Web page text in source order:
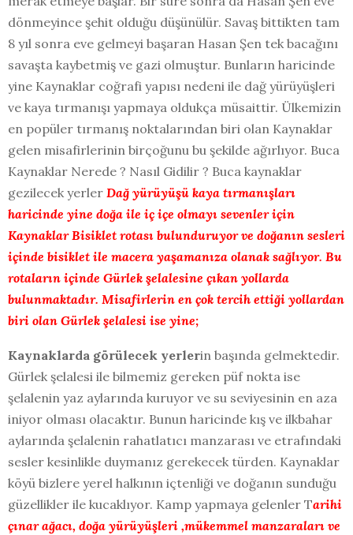
dönmeyince şehit olduğu düşünülür. Savaş bittikten tam
8 yıl sonra eve gelmeyi başaran Hasan Şen tek bacağını
savaşta kaybetmiş ve gazi olmuştur. Bunların haricinde
yine Kaynaklar coğrafi yapısı nedeni ile dağ yürüyüşleri
ve kaya tırmanışı yapmaya oldukça müsaittir. Ülkemizin
en popüler tırmanış noktalarından biri olan Kaynaklar
gelen misafirlerinin birçoğunu bu şekilde ağırlıyor. Buca
Kaynaklar Nerede ? Nasıl Gidilir ? Buca kaynaklar
gezilecek yerler Dağ yürüyüşü kaya tırmanışları
haricinde yine doğa ile iç içe olmayı sevenler için
Kaynaklar Bisiklet rotası bulunduruyor ve doğanın sesleri
içinde bisiklet ile macera yaşamanıza olanak sağlıyor. Bu
rotaların içinde Gürlek şelalesine çıkan yollarda
bulunmaktadır. Misafirlerin en çok tercih ettiği yollardan
biri olan Gürlek şelalesi ise yine;
Kaynaklarda görülecek yerlerin başında gelmektedir.
Gürlek şelalesi ile bilmemiz gereken püf nokta ise
şelalenin yaz aylarında kuruyor ve su seviyesinin en aza
iniyor olması olacaktır. Bunun haricinde kış ve ilkbahar
aylarında şelalenin rahatlatıcı manzarası ve etrafındaki
sesler kesinlikle duymanız gerekecek türden. Kaynaklar
köyü bizlere yerel halkının içtenliği ve doğanın sunduğu
güzellikler ile kucaklıyor. Kamp yapmaya gelenler Tarihi
çınar ağacı, doğa yürüyüşleri ,mükemmel manzaraları ve